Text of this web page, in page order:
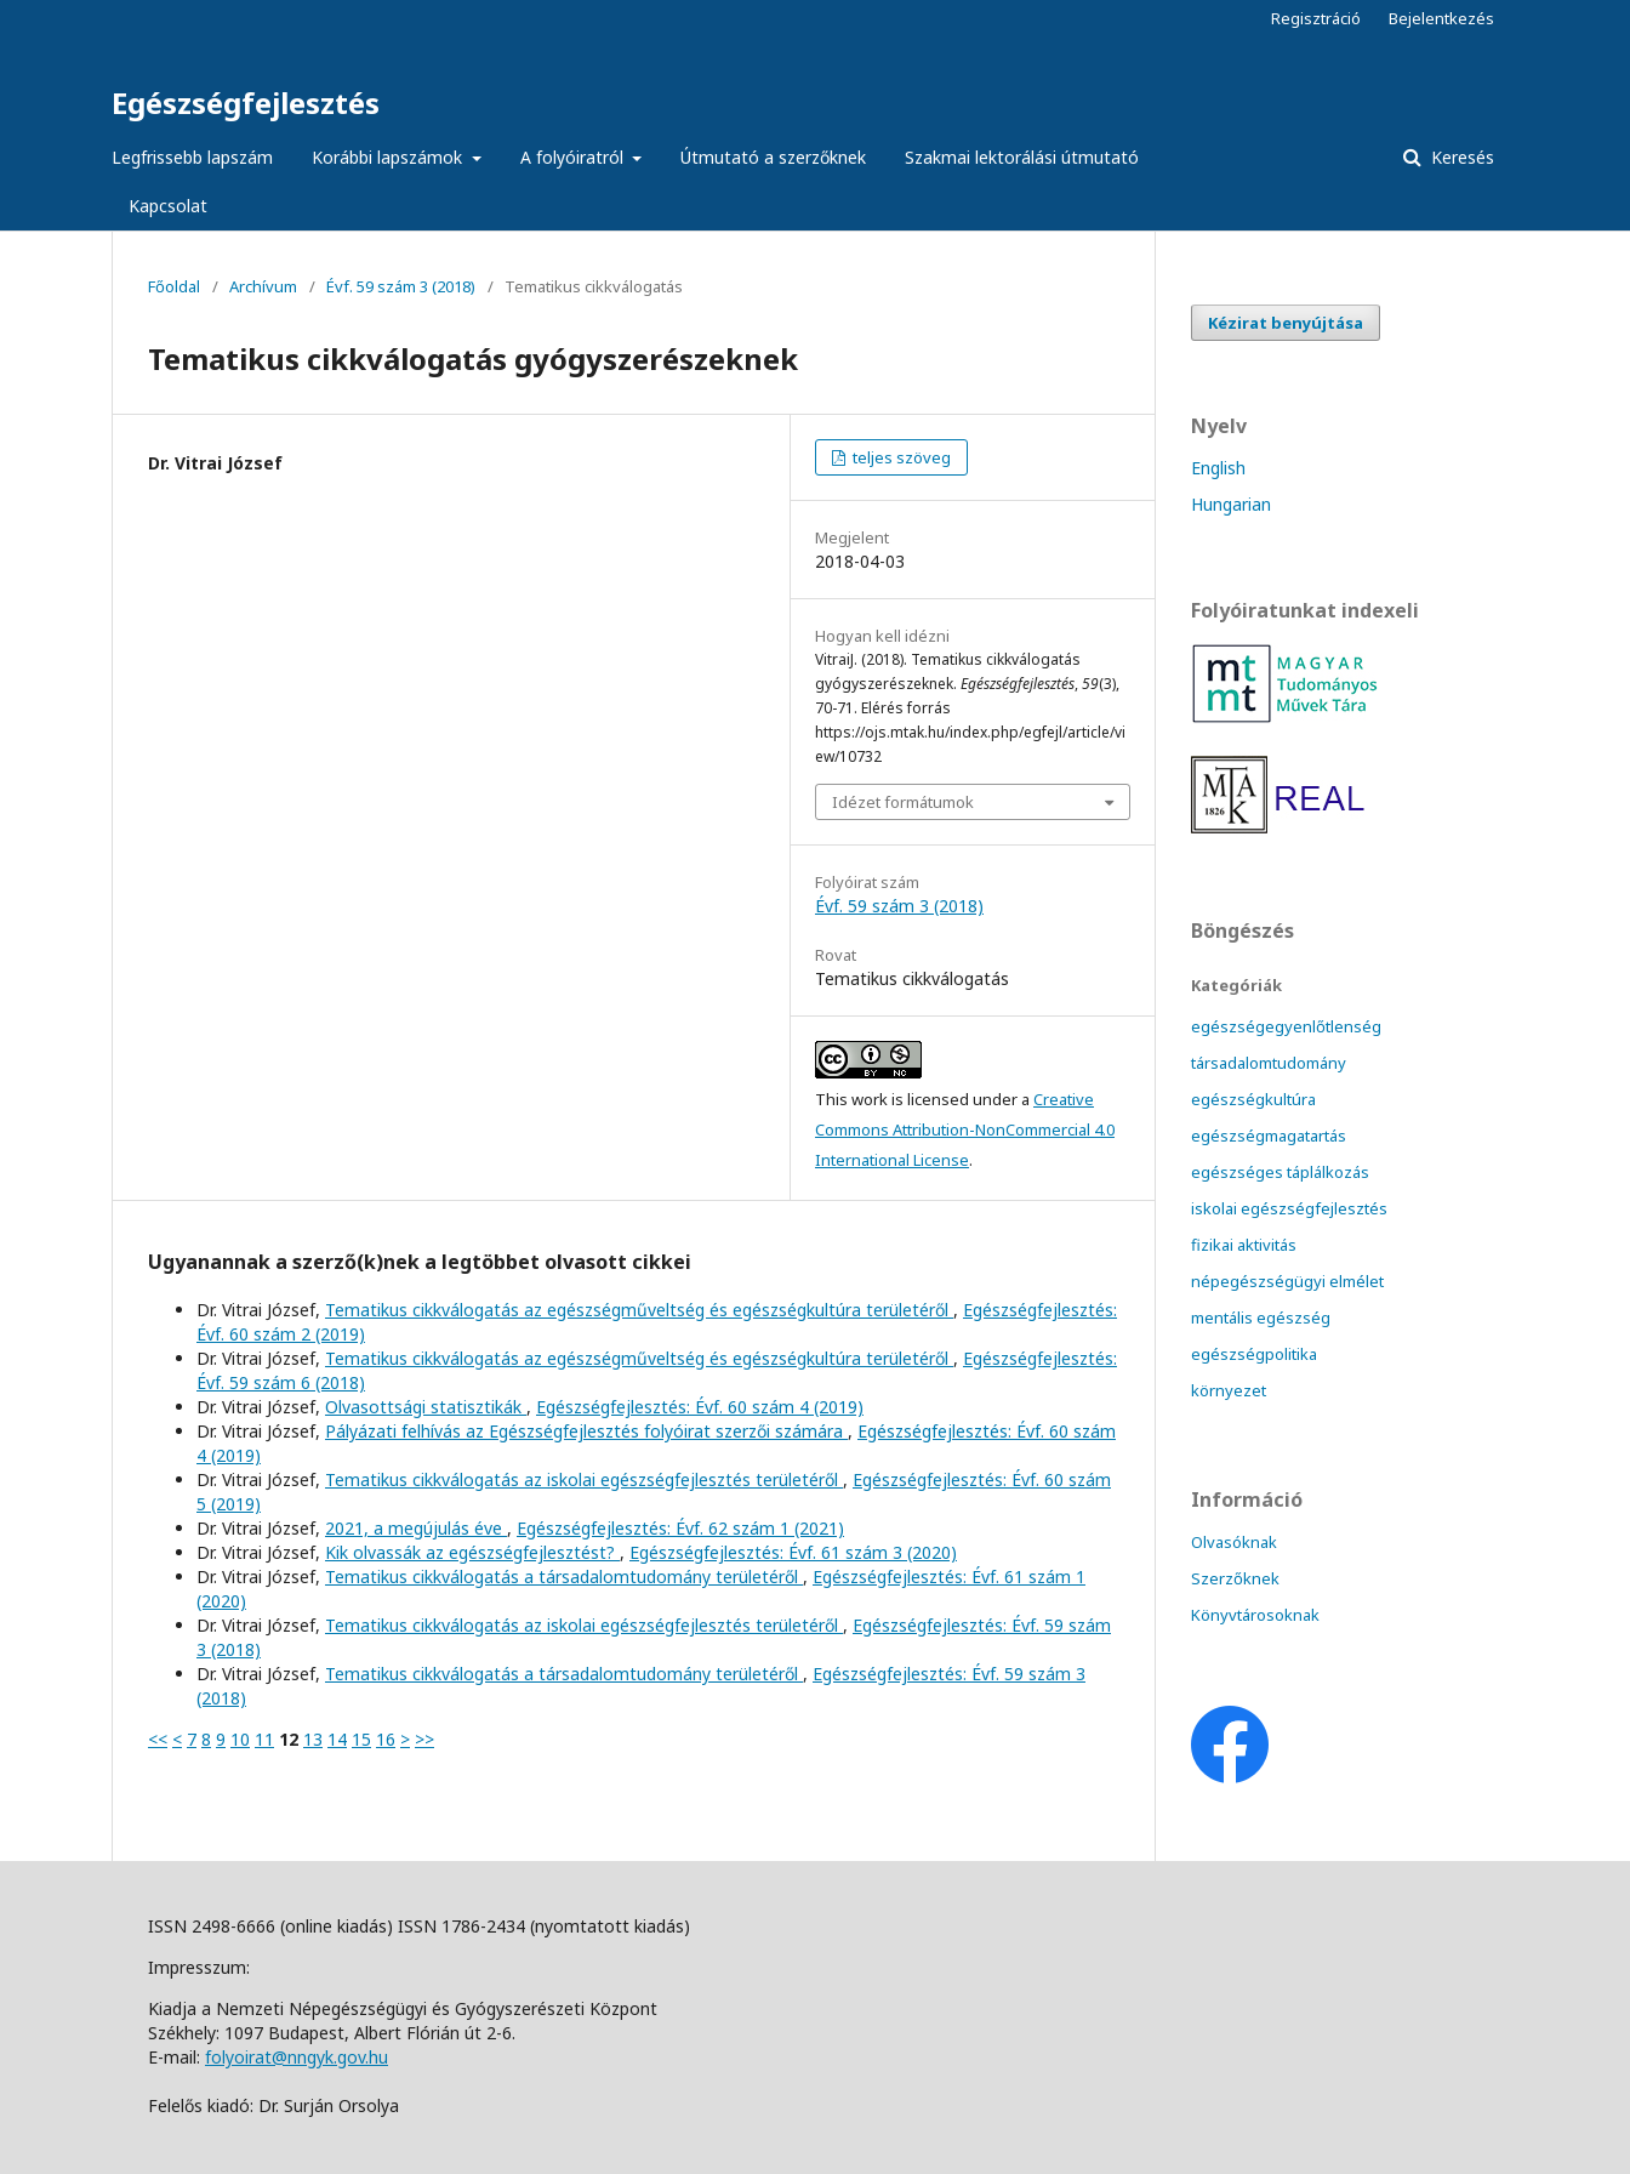
Egészségfejlesztés
Legfrissebb lapszám Korábbi lapszámok A folyóiratról Útmutató a szerzőknek Szakmai lektorálási útmutató
Kapcsolat
Keresés
Regisztráció Bejelentkezés
Főoldal / Archívum / Évf. 59 szám 3 (2018) / Tematikus cikkválogatás
Tematikus cikkválogatás gyógyszerészeknek
Dr. Vitrai József teljes szöveg
Megjelent
2018-04-03
Hogyan kell idézni
VitraiJ. (2018). Tematikus cikkválogatás
gyógyszerészeknek. Egészségfejlesztés,59(3),
70-71. Elérés forrás
https://ojs.mtak.hu/index.php/egfejl/article/vi
ew/10732
Idézet formátumok
Folyóirat szám
Évf. 59 szám 3 (2018)
Rovat
Tematikus cikkválogatás
This work is licensed under a Creative
Commons Attribution-NonCommercial 4.0
International License.
Ugyanannak a szerző(k)nek a legtöbbet olvasott cikkei
Dr. Vitrai József, Tematikus cikkválogatás az egészségműveltség és egészségkultúra területéről , Egészségfejlesztés:
Évf. 60 szám 2 (2019)
Dr. Vitrai József, Tematikus cikkválogatás az egészségműveltség és egészségkultúra területéről , Egészségfejlesztés:
Évf. 59 szám 6 (2018)
Dr. Vitrai József, Olvasottsági statisztikák , Egészségfejlesztés: Évf. 60 szám 4 (2019)
Dr. Vitrai József, Pályázati felhívás az Egészségfejlesztés folyóirat szerzői számára , Egészségfejlesztés: Évf. 60 szám
4 (2019)
Dr. Vitrai József, Tematikus cikkválogatás az iskolai egészségfejlesztés területéről , Egészségfejlesztés: Évf. 60 szám
5 (2019)
Dr. Vitrai József, 2021, a megújulás éve , Egészségfejlesztés: Évf. 62 szám 1 (2021)
Dr. Vitrai József, Kik olvassák az egészségfejlesztést? , Egészségfejlesztés: Évf. 61 szám 3 (2020)
Dr. Vitrai József, Tematikus cikkválogatás a társadalomtudomány területéről , Egészségfejlesztés: Évf. 61 szám 1
(2020)
Dr. Vitrai József, Tematikus cikkválogatás az iskolai egészségfejlesztés területéről , Egészségfejlesztés: Évf. 59 szám
3 (2018)
Dr. Vitrai József, Tematikus cikkválogatás a társadalomtudomány területéről , Egészségfejlesztés: Évf. 59 szám 3
(2018)
<< < 7 8 9 10 11 12 13 14 15 16 > >>
Kézirat benyújtása
Nyelv
English
Hungarian
Folyóiratunkat indexeli
Böngészés
Kategóriák
egészségegyenlőtlenség
társadalomtudomány
egészségkultúra
egészségmagatartás
egészséges táplálkozás
iskolai egészségfejlesztés
fizikai aktivitás
népegészségügyi elmélet
mentális egészség
egészségpolitika
környezet
Információ
Olvasóknak
Szerzőknek
Könyvtárosoknak
ISSN 2498-6666 (online kiadás) ISSN 1786-2434 (nyomtatott kiadás)
Impresszum:
Kiadja a Nemzeti Népegészségügyi és Gyógyszerészeti Központ
Székhely: 1097 Budapest, Albert Flórián út 2-6.
E-mail: folyoirat@nngyk.gov.hu
Felelős kiadó: Dr. Surján Orsolya